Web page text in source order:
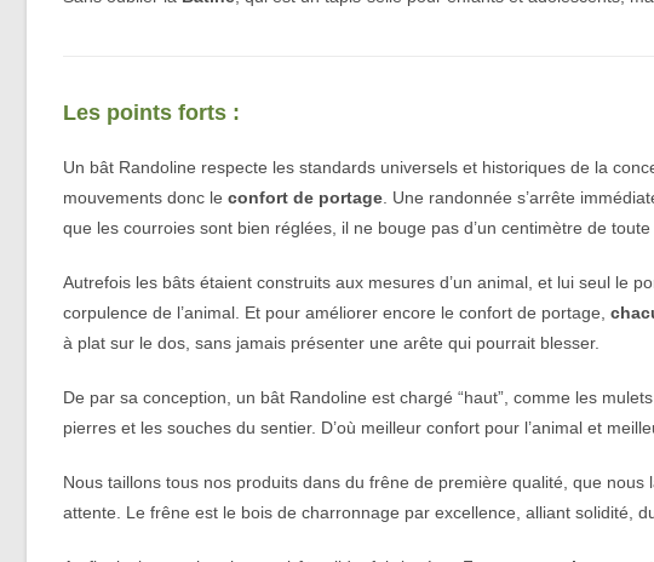
Les points forts :
Un bât Randoline respecte les standards universels et historiques de la
mouvements donc le confort de portage . Une randonnée s’arrête
que les courroies sont bien réglées, il ne bouge pas d’un centimètre de toute
Autrefois les bâts étaient construits aux mesures d’un animal, et lui seul le
corpulence de l’animal. Et pour améliorer encore le confort de portage,
à plat sur le dos, sans jamais présenter une arête qui pourrait blesser.
De par sa conception, un bât Randoline est chargé “haut”, comme les
pierres et les souches du sentier. D’où meilleur confort pour l’animal et
Nous taillons tous nos produits dans du frêne de première qualité, que
attente. Le frêne est le bois de charronnage par excellence, alliant solidité,